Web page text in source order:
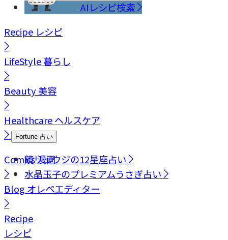
AIレシピ検索
Recipe レシピ
LifeStyle暮らし
Beauty美容
Healthcareヘルスケア
Fortune 占い
鏡リュウジの12星座占い
水晶玉子のプレミアムうさぎ占い
Comics漫画
Blog オレペエディター
Recipe
レシピ